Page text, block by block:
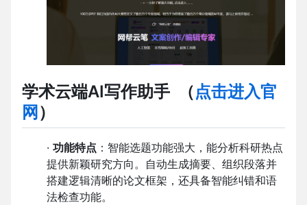
学术云端AI写作助手 （点击进入官
网 ）
· 功能特点 ：智能选题功能强大，能分析科研热点
提供新颖研究方向。自动生成摘要、组织段落并
搭建逻辑清晰的论文框架，还具备智能纠错和语
法检查功能。